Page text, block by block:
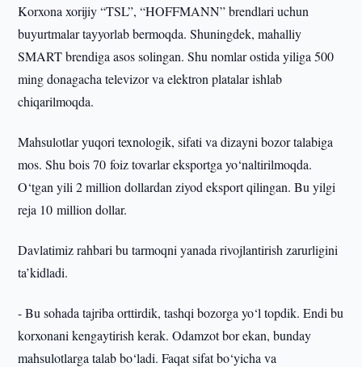
Korxona xorijiy “TSL”, “HOFFMANN” brendlari uchun
buyurtmalar tayyorlab bermoqda. Shuningdek, mahalliy
SMART brendiga asos solingan. Shu nomlar ostida yiliga 500
ming donagacha televizor va elektron platalar ishlab
chiqarilmoqda.
Mahsulotlar yuqori texnologik, sifati va dizayni bozor talabiga
mos. Shu bois 70 foiz tovarlar eksportga yo‘naltirilmoqda.
O‘tgan yili 2 million dollardan ziyod eksport qilingan. Bu yilgi
reja 10 million dollar.
Davlatimiz rahbari bu tarmoqni yanada rivojlantirish zarurligini
ta’kidladi.
- Bu sohada tajriba orttirdik, tashqi bozorga yo‘l topdik. Endi bu
korxonani kengaytirish kerak. Odamzot bor ekan, bunday
mahsulotlarga talab bo‘ladi. Faqat sifat bo‘yicha va